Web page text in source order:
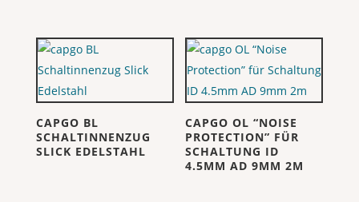
CAPGO BL
SCHALTINNENZUG
SLICK EDELSTAHL
CAPGO OL “NOISE
PROTECTION” FÜR
SCHALTUNG ID
4.5MM AD 9MM 2M